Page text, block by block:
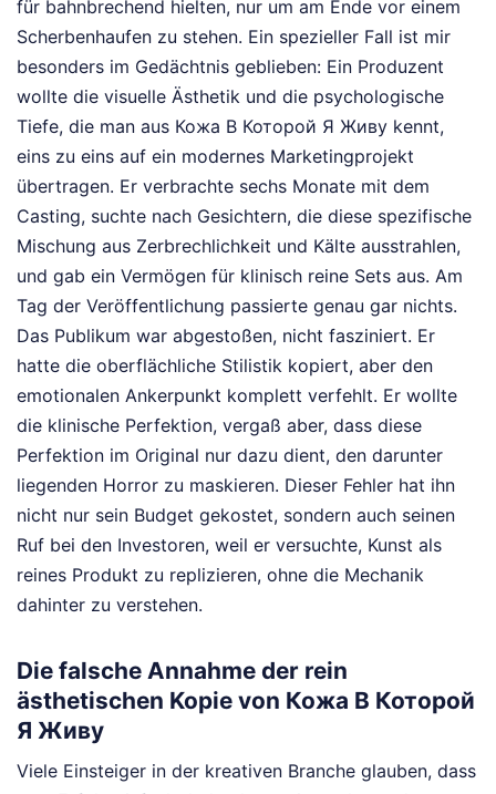
für bahnbrechend hielten, nur um am Ende vor einem
Scherbenhaufen zu stehen. Ein spezieller Fall ist mir
besonders im Gedächtnis geblieben: Ein Produzent
wollte die visuelle Ästhetik und die psychologische
Tiefe, die man aus Кожа В Которой Я Живу kennt,
eins zu eins auf ein modernes Marketingprojekt
übertragen. Er verbrachte sechs Monate mit dem
Casting, suchte nach Gesichtern, die diese spezifische
Mischung aus Zerbrechlichkeit und Kälte ausstrahlen,
und gab ein Vermögen für klinisch reine Sets aus. Am
Tag der Veröffentlichung passierte genau gar nichts.
Das Publikum war abgestoßen, nicht fasziniert. Er
hatte die oberflächliche Stilistik kopiert, aber den
emotionalen Ankerpunkt komplett verfehlt. Er wollte
die klinische Perfektion, vergaß aber, dass diese
Perfektion im Original nur dazu dient, den darunter
liegenden Horror zu maskieren. Dieser Fehler hat ihn
nicht nur sein Budget gekostet, sondern auch seinen
Ruf bei den Investoren, weil er versuchte, Kunst als
reines Produkt zu replizieren, ohne die Mechanik
dahinter zu verstehen.
Die falsche Annahme der rein
ästhetischen Kopie von Кожа В Которой
Я Живу
Viele Einsteiger in der kreativen Branche glauben, dass